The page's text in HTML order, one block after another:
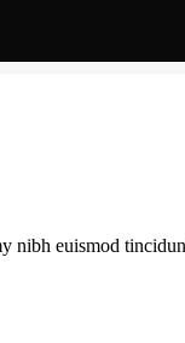
nibh euismod